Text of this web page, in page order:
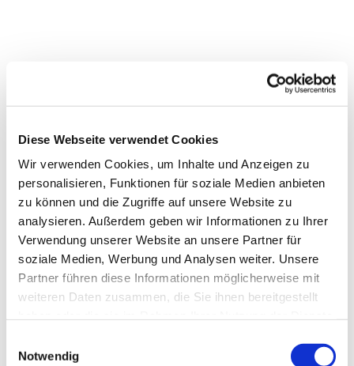
Diese Webseite verwendet Cookies
Wir verwenden Cookies, um Inhalte und Anzeigen zu
personalisieren, Funktionen für soziale Medien anbieten
zu können und die Zugriffe auf unsere Website zu
analysieren. Außerdem geben wir Informationen zu Ihrer
Verwendung unserer Website an unsere Partner für
soziale Medien, Werbung und Analysen weiter. Unsere
Partner führen diese Informationen möglicherweise mit
weiteren Daten zusammen, die Sie ihnen bereitgestellt
Notwendig
Dies könnte Sie auch
interessieren